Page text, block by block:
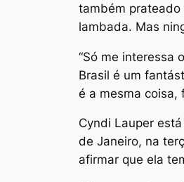
também prateado
lambada. Mas
“Só me interessa
Brasil é um
é a mesma coisa,
Cyndi Lauper
de Janeiro, na
afirmar que ela